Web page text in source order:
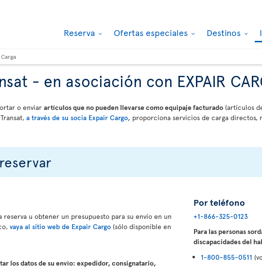
Reserva Ofertas especiales Destinos
Carga
- en asociación con EXPAIR
o enviar artículos que no pueden llevarse como equipaje facturado (artículos
a través de su socia Expair Cargo, proporciona servicios de carga directos,
reserva u obtener un presupuesto para su envío en un
vaya al sitio web de Expair Cargo (sólo disponible en
los datos de su envío: expedidor, consignatario,
Por teléfono
+1-866-325-0123
Para las personas
discapacidades del
1-800-855-0511